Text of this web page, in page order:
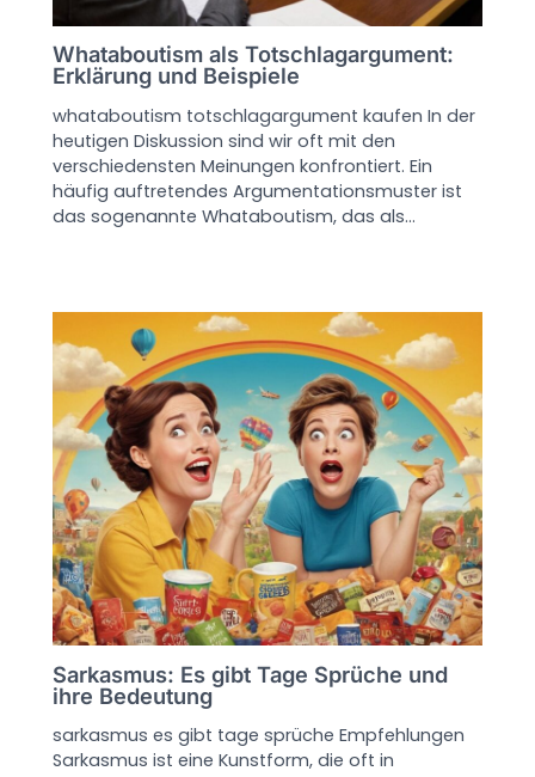
Whataboutism als Totschlagargument:
Erklärung und Beispiele
whataboutism totschlagargument kaufen In der
heutigen Diskussion sind wir oft mit den
verschiedensten Meinungen konfrontiert. Ein
häufig auftretendes Argumentationsmuster ist
das sogenannte Whataboutism, das als…
Sarkasmus: Es gibt Tage Sprüche und
ihre Bedeutung
sarkasmus es gibt tage sprüche Empfehlungen
Sarkasmus ist eine Kunstform, die oft in